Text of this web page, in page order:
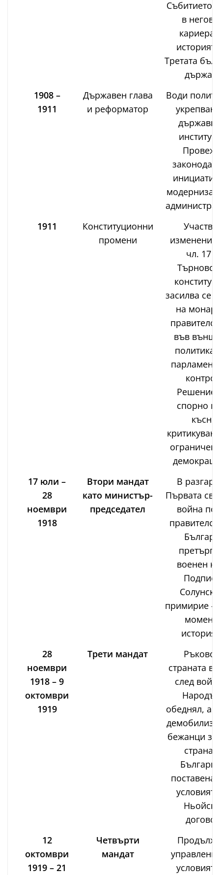
Събитието
в
кариера
Третата
1908 –
1911
Държавен глава
и реформатор
Води
1911
Конституционни
промени
Участва
чл. 17
засилва се
на
във
политика,
спорно и
късно
17 юли –
28
ноември
1918
Втори мандат
като министър-
председател
В
Първата
война
военен
примирие –
момент
28
ноември
1918 – 9
октомври
1919
Трети мандат
страната в
след
обеднял,
бежанци
поставена
12
октомври
1919 – 21
Четвърти
мандат